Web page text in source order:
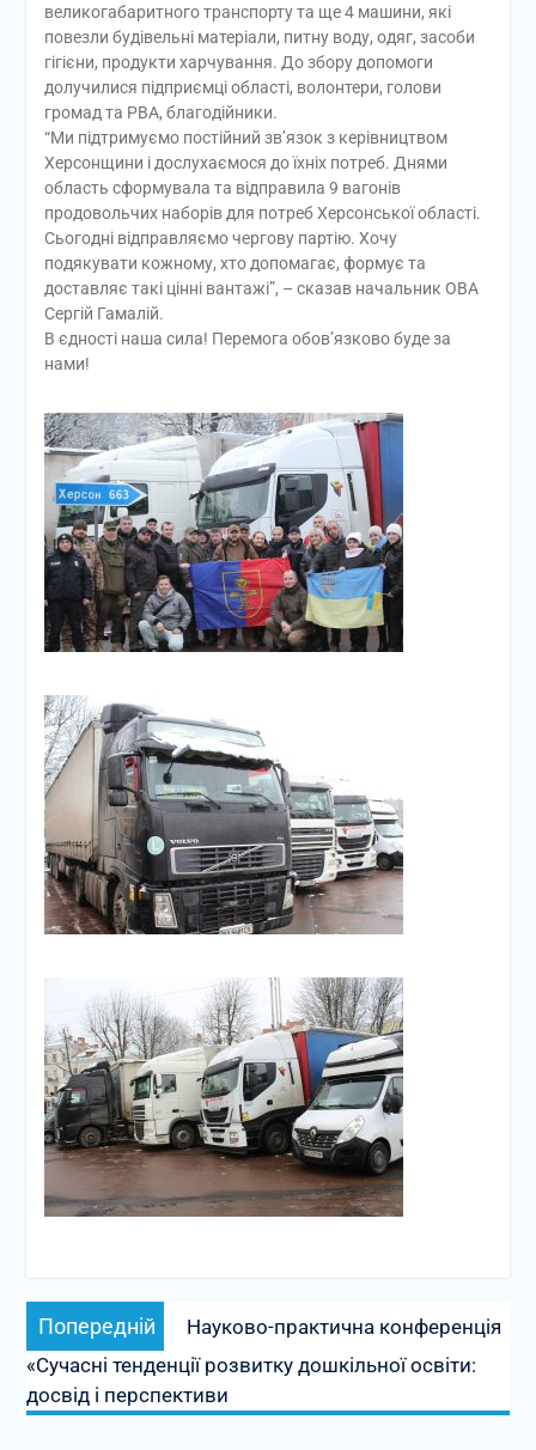
великогабаритного транспорту та ще 4 машини, які
повезли будівельні матеріали, питну воду, одяг, засоби
гігієни, продукти харчування. До збору допомоги
долучилися підприємці області, волонтери, голови
громад та РВА, благодійники.
“Ми підтримуємо постійний зв’язок з керівництвом
Херсонщини і дослухаємося до їхніх потреб. Днями
область сформувала та відправила 9 вагонів
продовольчих наборів для потреб Херсонської області.
Сьогодні відправляємо чергову партію. Хочу
подякувати кожному, хто допомагає, формує та
доставляє такі цінні вантажі”, – сказав начальник ОВА
Сергій Гамалій.
В єдності наша сила! Перемога обов’язково буде за
нами!
Навігація
записів
Попередній
запис:
Науково-практична конференція
«Сучасні тенденції розвитку дошкільної освіти:
досвід і перспективи